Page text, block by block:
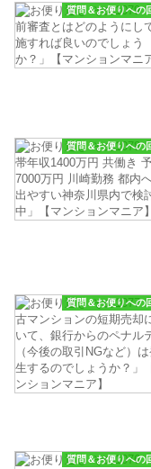
質問＆お便りへの
質問＆お便りへの
質問＆お便りへの
質問＆お便りへの